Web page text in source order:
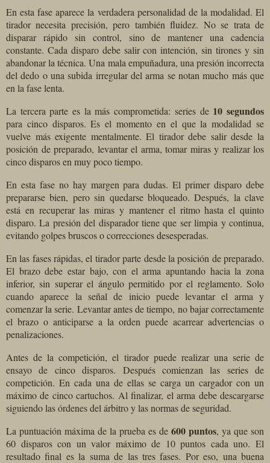
En esta fase aparece la verdadera personalidad de la modalidad. El
tirador necesita precisión, pero también fluidez. No se trata de
disparar rápido sin control, sino de mantener una cadencia
constante. Cada disparo debe salir con intención, sin tirones y sin
abandonar la técnica. Una mala empuñadura, una presión incorrecta
del dedo o una subida irregular del arma se notan mucho más que
en la fase lenta.
La tercera parte es la más comprometida: series de 10 segundos
para cinco disparos. Es el momento en el que la modalidad se
vuelve más exigente mentalmente. El tirador debe salir desde la
posición de preparado, levantar el arma, tomar miras y realizar los
cinco disparos en muy poco tiempo.
En esta fase no hay margen para dudas. El primer disparo debe
prepararse bien, pero sin quedarse bloqueado. Después, la clave
está en recuperar las miras y mantener el ritmo hasta el quinto
disparo. La presión del disparador tiene que ser limpia y continua,
evitando golpes bruscos o correcciones desesperadas.
En las fases rápidas, el tirador parte desde la posición de preparado.
El brazo debe estar bajo, con el arma apuntando hacia la zona
inferior, sin superar el ángulo permitido por el reglamento. Solo
cuando aparece la señal de inicio puede levantar el arma y
comenzar la serie. Levantar antes de tiempo, no bajar correctamente
el brazo o anticiparse a la orden puede acarrear advertencias o
penalizaciones.
Antes de la competición, el tirador puede realizar una serie de
ensayo de cinco disparos. Después comienzan las series de
competición. En cada una de ellas se carga un cargador con un
máximo de cinco cartuchos. Al finalizar, el arma debe descargarse
siguiendo las órdenes del árbitro y las normas de seguridad.
La puntuación máxima de la prueba es de 600 puntos, ya que son
60 disparos con un valor máximo de 10 puntos cada uno. El
resultado final es la suma de las tres fases. Por eso, una buena